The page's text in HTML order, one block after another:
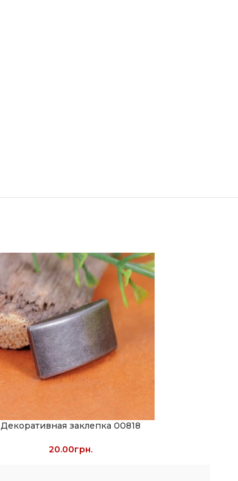
Декоративная заклепка 00818
20.00грн.